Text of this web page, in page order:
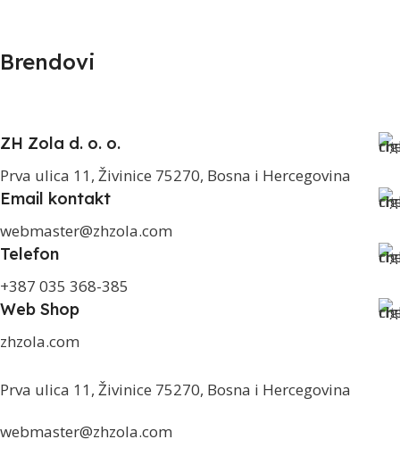
Brendovi
ZH Zola d. o. o.
Prva ulica 11, Živinice 75270, Bosna i Hercegovina
Email kontakt
webmaster@zhzola.com
Telefon
+387 035 368-385
Web Shop
zhzola.com
Prva ulica 11, Živinice 75270, Bosna i Hercegovina
webmaster@zhzola.com